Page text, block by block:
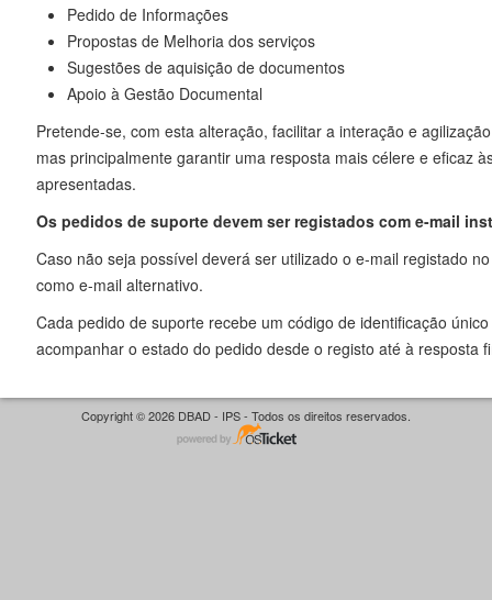
Pedido de Informações
Propostas de Melhoria dos serviços
Sugestões de aquisição de documentos
Apoio à Gestão Documental
Pretende-se, com esta alteração, facilitar a interação e
mas principalmente garantir uma resposta mais célere e eficaz
apresentadas.
Os pedidos de suporte devem ser registados com e-mail
Caso não seja possível deverá ser utilizado o e-mail registado
como e-mail alternativo.
Cada pedido de suporte recebe um código de identificação
acompanhar o estado do pedido desde o registo até à resposta
Copyright © 2026 DBAD - IPS - Todos os direitos reservados.